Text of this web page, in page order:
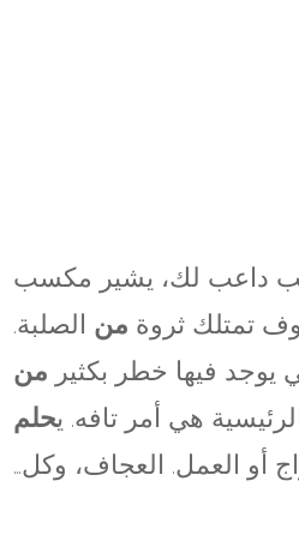
داعب لك، يشير مكسب
تمتلك ثروة من الصلبة.
يوجد فيها خطر بكثير من
هي أمر تافه. يحلم
أو العمل. العجاف، وكل…